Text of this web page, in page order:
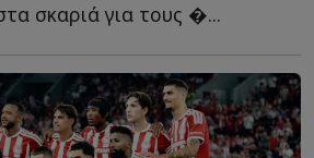
σκαριά για τους �...